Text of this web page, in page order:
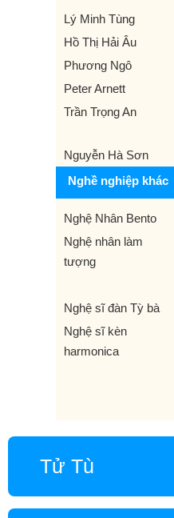
Lý Minh Tùng
Hồ Thị Hải Âu
Phương Ngô
Peter Arnett
Trần Trọng An
Nguyễn Hà Sơn
Nghề nghiệp khác
Nghệ Nhân Bento
Nghệ nhân làm
tượng
Nghệ sĩ đàn Tỳ bà
Nghệ sĩ kèn
harmonica
Người đẹp Kinh Bắc
Người mẫu đồng tính
Tử Tù